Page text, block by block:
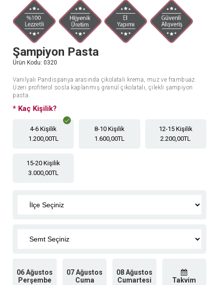
Şampiyon Pasta
Ürün Kodu: 0320
Vanilyalı Pandispanya arasında çikolatalı krema, muz ve frambuaz.
Üzeri profiterol sosla kaplanmış granül çikolatalı, çilekli şampiyon
pasta.
* Kaç Kişilik?
4-6 Kişilik
1.200,00TL
8-10 Kişilik
1.600,00TL
12-15 Kişilik
2.200,00TL
15-20 Kişilik
3.000,00TL
06 Ağustos
Perşembe
07 Ağustos
Cuma
08 Ağustos
Cumartesi
Takvim